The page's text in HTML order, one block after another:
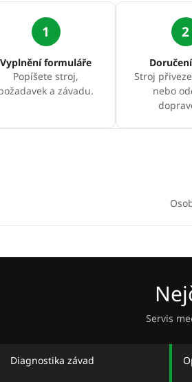
1
Vyplnění formuláře
Popíšete stroj,
a závadu.
2
Stroj
nebo
Servis
Diagnostika závad